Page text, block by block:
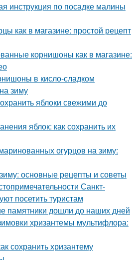
инструкция по посадке малины
как в магазине: простой рецепт
корнишоны как в магазине:
в кисло-сладком
зиму
яблоки свежими до
яблок: как сохранить их
огурцов на зиму:
основные рецепты и советы
Санкт-
посетить туристам
памятники дошли до наших дней
хризантемы мультифлора:
сохранить хризантему